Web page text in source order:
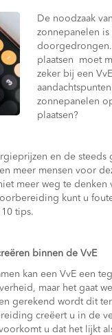
De noodzaak
zonnepanelen
plaatsen moet
zeker bij een
zonnepanelen
plaatsen?
en de steeds
meer mensen voor
meer weg te denken
kunt u
tips.
binnen de VvE
kan een VvE een
maar het gaat
gerekend wordt dit
creëert u in de
u dat het lijkt